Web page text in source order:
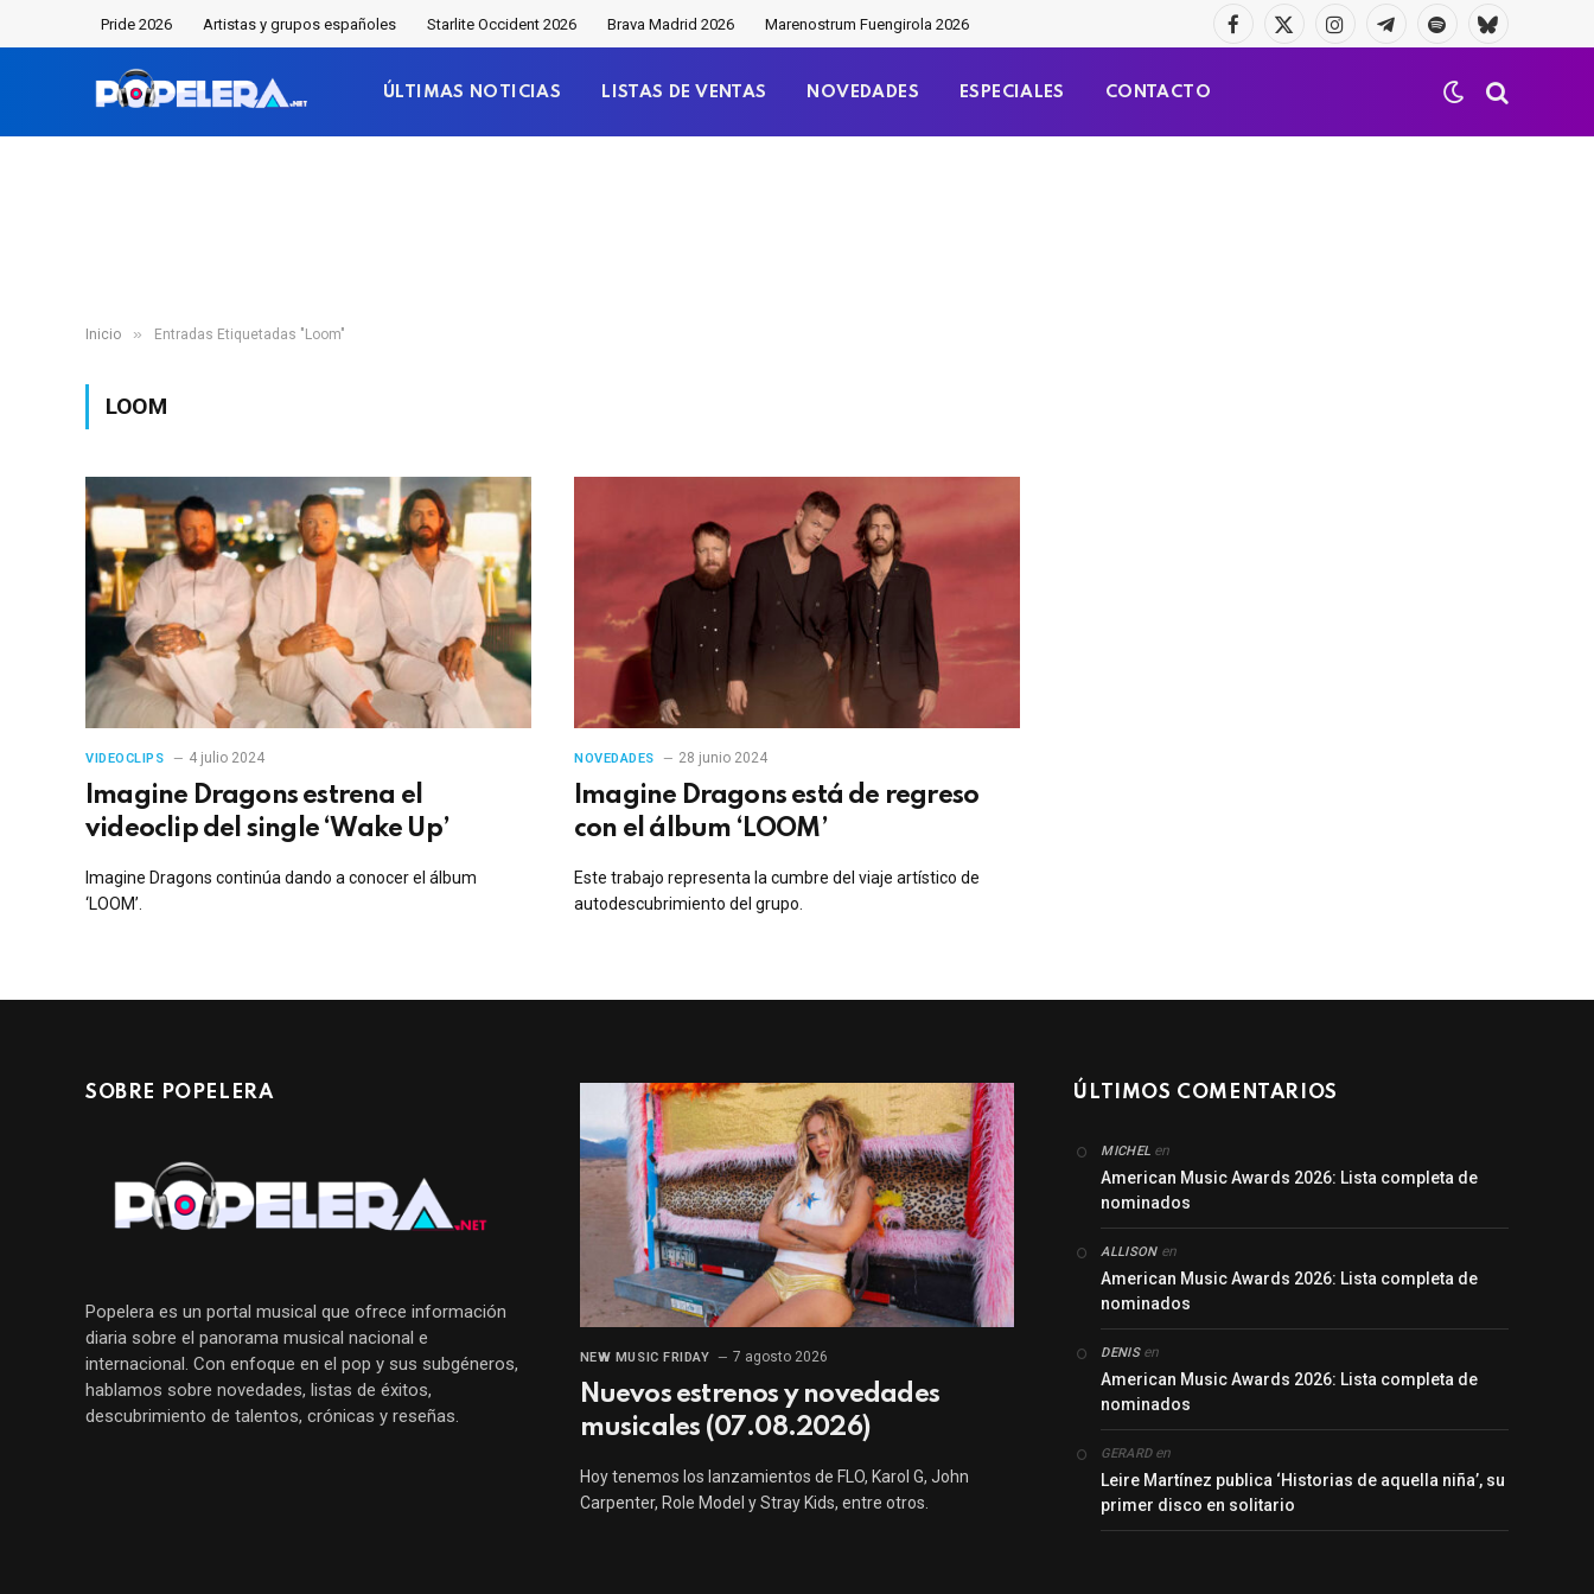
Pride 2026 Artistas y grupos españoles Starlite Occident 2026 Brava Madrid 2026 Marenostrum Fuengirola 2026
Facebook
X
InstagramTelegramaSpotifyBluesky
ÚLTIMAS NOTICIAS LISTAS DE VENTAS NOVEDADES ESPECIALES CONTACTO
Inicio » Entradas Etiquetadas "Loom"
LOOM
VIDEOCLIPS 4 julio 2024
Imagine Dragons estrena el
videoclip del single ‘Wake Up’
Imagine Dragons continúa dando a conocer el álbum
‘LOOM’.
NOVEDADES 28 junio 2024
Imagine Dragons está de regreso
con el álbum ‘LOOM’
Este trabajo representa la cumbre del viaje artístico de
autodescubrimiento del grupo.
SOBRE POPELERA
Popelera es un portal musical que ofrece información
diaria sobre el panorama musical nacional e
internacional. Con enfoque en el pop y sus subgéneros,
hablamos sobre novedades, listas de éxitos,
descubrimiento de talentos, crónicas y reseñas.
NEW MUSIC FRIDAY 7 agosto 2026
Nuevos estrenos y novedades
musicales (07.08.2026)
Hoy tenemos los lanzamientos de FLO, Karol G, John
Carpenter, Role Model y Stray Kids, entre otros.
ÚLTIMOS COMENTARIOS
MICHEL en
American Music Awards 2026: Lista completa de
nominados
ALLISONen
American Music Awards 2026: Lista completa de
nominados
DENISen
American Music Awards 2026: Lista completa de
nominados
GERARDen
Leire Martínez publica ‘Historias de aquella niña’, su
primer disco en solitario